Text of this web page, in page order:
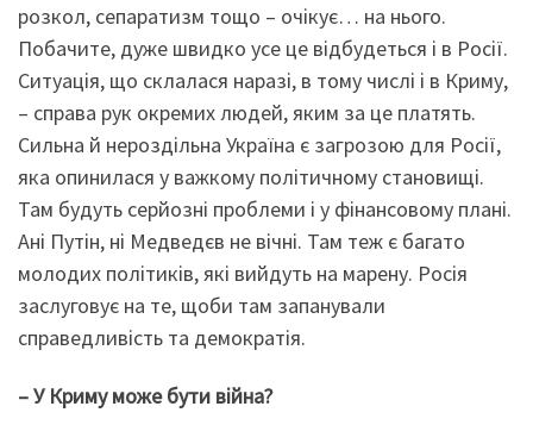
розкол, сепаратизм тощо – очікує… на нього.
Побачите, дуже швидко усе це відбудеться і в Росії.
Ситуація, що склалася наразі, в тому числі і в Криму,
– справа рук окремих людей, яким за це платять.
Сильна й нероздільна Україна є загрозою для Росії,
яка опинилася у важкому політичному становищі.
Там будуть серйозні проблеми і у фінансовому плані.
Ані Путін, ні Медведєв не вічні. Там теж є багато
молодих політиків, які вийдуть на марену. Росія
заслуговує на те, щоби там запанували
справедливість та демократія.
–УКриму можебути війна?